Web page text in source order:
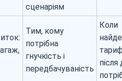
сценаріям
Тим, кому
потрібна
гнучкість і
передбачуваність
Коли